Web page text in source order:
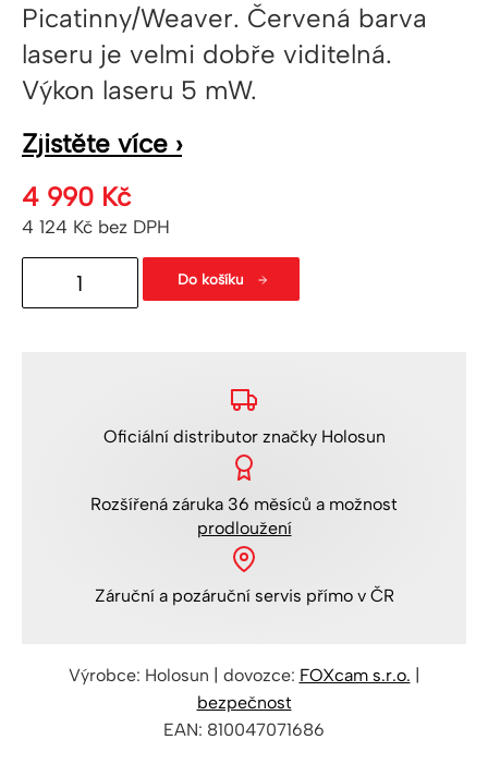
Picatinny/Weaver. Červená barva
laseru je velmi dobře viditelná.
Výkon laseru 5 mW.
Zjistěte více ›
4 990 Kč
4 124 Kč bez DPH
Pistolový
mini
množství
Do košíku
Oficiální distributor značky Holosun
Rozšířená záruka 36 měsíců a možnost
prodloužení
Záruční a pozáruční servis přímo v ČR
Výrobce: Holosun | dovozce: FOXcam s.r.o.
bezpečnost
EAN: 810047071686